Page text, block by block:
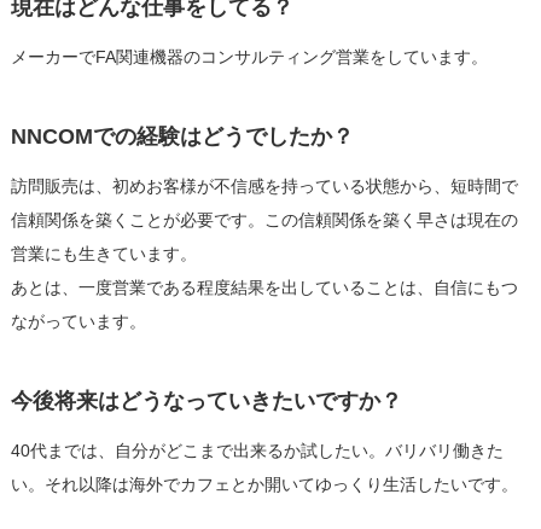
現在はどんな仕事をしてる？
メーカーでFA関連機器のコンサルティング営業をしています。
NNCOMでの経験はどうでしたか？
訪問販売は、初めお客様が不信感を持っている状態から、短時間で
信頼関係を築くことが必要です。この信頼関係を築く早さは現在の
営業にも生きています。
あとは、一度営業である程度結果を出していることは、自信にもつ
ながっています。
今後将来はどうなっていきたいですか？
40代までは、自分がどこまで出来るか試したい。バリバリ働きた
い。それ以降は海外でカフェとか開いてゆっくり生活したいです。